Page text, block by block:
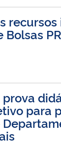
para